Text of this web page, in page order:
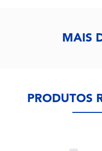
MAIS
PRODUTOS